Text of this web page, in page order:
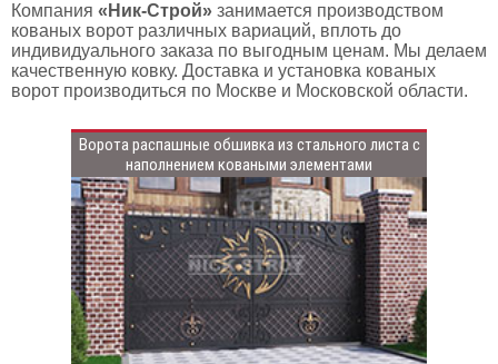
Компания «Ник-Строй» занимается производством
кованых ворот различных вариаций, вплоть до
индивидуального заказа по выгодным ценам. Мы делаем
качественную ковку. Доставка и установка кованых
ворот производиться по Москве и Московской области.
Ворота распашные обшивка из стального листа с
наполнением коваными элементами